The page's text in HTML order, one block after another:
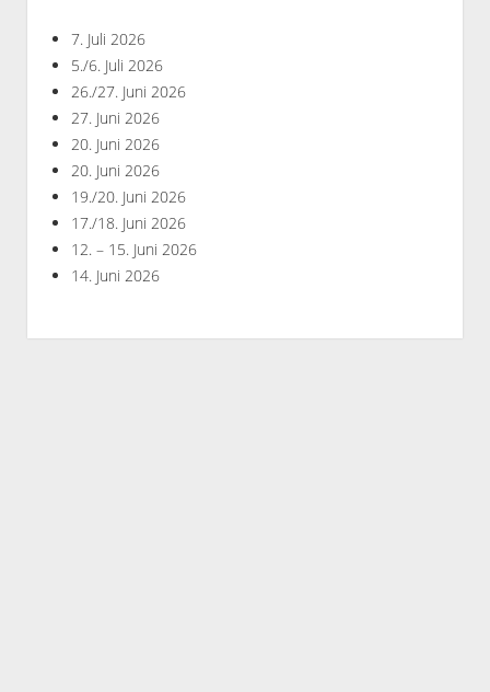
7. Juli 2026
5./6. Juli 2026
26./27. Juni 2026
27. Juni 2026
20. Juni 2026
20. Juni 2026
19./20. Juni 2026
17./18. Juni 2026
12. – 15. Juni 2026
14. Juni 2026